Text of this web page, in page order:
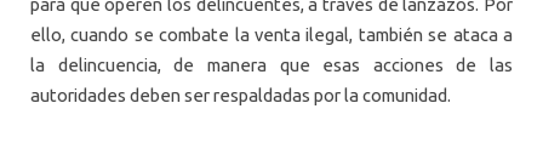
para que operen los delincuentes, a través de lanzazos. Por
ello, cuando se combate la venta ilegal, también se ataca a
la delincuencia, de manera que esas acciones de las
autoridades deben ser respaldadas por la comunidad.